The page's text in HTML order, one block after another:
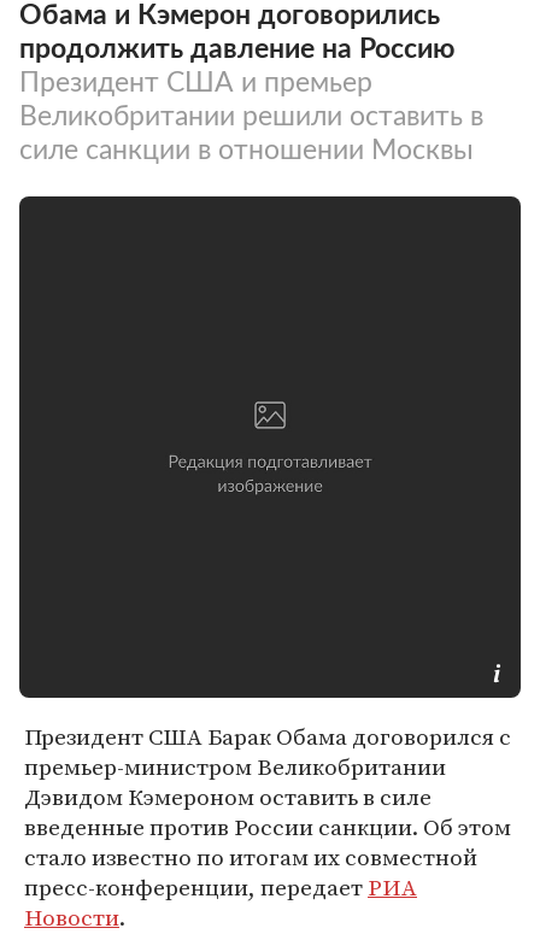
Обама и Кэмерон договорились
продолжить давление на Россию
Президент США и премьер
Великобритании решили оставить в
силе санкции в отношении Москвы
Президент США Барак Обама договорился с
премьер-министром Великобритании
Дэвидом Кэмероном оставить в силе
введенные против России санкции. Об этом
стало известно по итогам их совместной
пресс-конференции, передаетРИА
Новости.